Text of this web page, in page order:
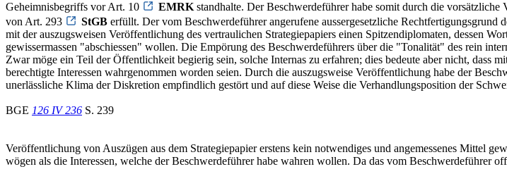
Geheimnisbegriffs vor Art. 10
EMRK standhalte. Der Beschwerdeführer habe somit durch die
von Art. 293
StGB erfüllt. Der vom Beschwerdeführer angerufene aussergesetzliche
mit der auszugsweisen Veröffentlichung des vertraulichen Strategiepapiers einen Spitzendiplomaten, dessen
gewissermassen "abschiessen" wollen. Die Empörung des Beschwerdeführers über die "Tonalität" des rein
Zwar möge ein Teil der Öffentlichkeit begierig sein, solche Internas zu erfahren; dies bedeute aber nicht, dass
berechtigte Interessen wahrgenommen worden seien. Durch die auszugsweise Veröffentlichung habe der
unerlässliche Klima der Diskretion empfindlich gestört und auf diese Weise die Verhandlungsposition der
BGE 126 IV 236 S. 239
Veröffentlichung von Auszügen aus dem Strategiepapier erstens kein notwendiges und angemessenes Mittel
wögen als die Interessen, welche der Beschwerdeführer habe wahren wollen. Da das vom Beschwerdeführer